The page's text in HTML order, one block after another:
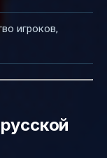
игроков,